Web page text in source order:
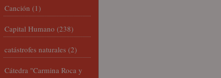
Canción (1)
Capital Humano (238)
catástrofes naturales (2)
Cátedra "Carmina Roca y